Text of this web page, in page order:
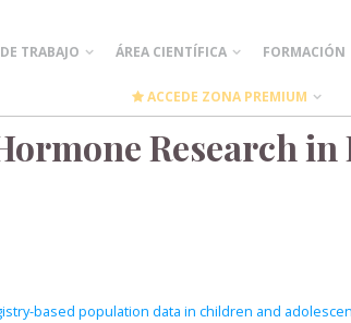
TRABAJO ÁREA CIENTÍFICA FORMACIÓN
ACCEDE ZONA PREMIUM
Research in
based population data in children and